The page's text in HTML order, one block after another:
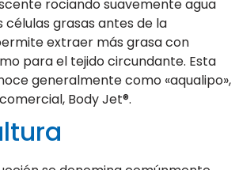
rociando suavemente agua
células grasas antes de la
extraer más grasa con
para el tejido circundante. Esta
generalmente como «aqualipo»,
Body Jet®.